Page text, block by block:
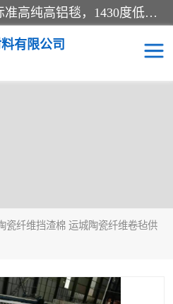
1260卷毡针刺毯，1360标准高纯高铝毯，1430度低锆锆铝含锆毯，普通挡渣棉卷毡，防火纸、挡火板、隔热垫片模块、棉块、折叠块、散棉高温固化剂价格规格密度多少钱图片视频立方平米参数指标
有限公司
瓷纤维挡渣棉 运城陶瓷纤维卷毡供
硅酸铝纤维毯
硅酸铝模块